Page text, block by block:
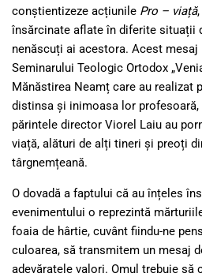
conștientizeze acțiunile Pro – viață
însărcinate aflate în diferite situații
nenăscuți ai acestora. Acest
Seminarului Teologic Ortodox
Mănăstirea Neamț care au realizat
distinsa și inimoasa lor profesoară,
părintele director Viorel Laiu au
viață, alături de alți tineri și preoți
târgnemțeană.
O dovadă a faptului că au înțeles
evenimentului o reprezintă
foaia de hârtie, cuvânt fiindu-ne
culoarea, să transmitem un mesaj
adevăratele valori. Omul trebuie să